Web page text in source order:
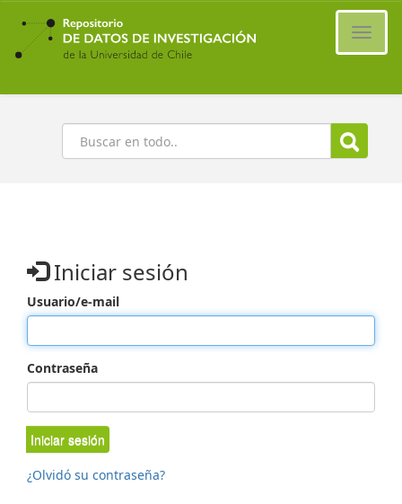
Ir
contenido
principal
Buscar
Iniciar sesión
Usuario/e-mail
Contraseña
Iniciar sesión
¿Olvidó su contraseña?